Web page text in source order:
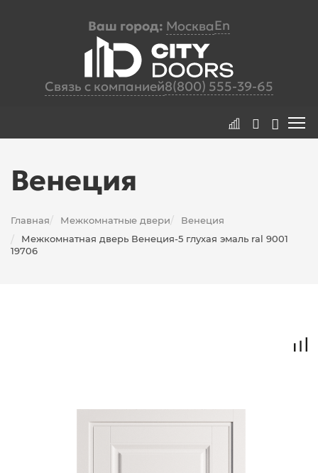
Ваш город: МоскваEn
Связь с компанией8(800) 555-39-65
Венеция
Главная/ Межкомнатные двери/ Венеция
/
Межкомнатная дверь Венеция-5 глухая эмаль ral 9001
19706